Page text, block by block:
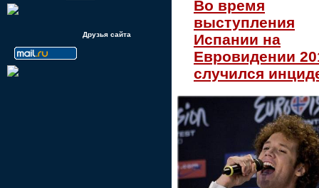
Друзья сайта
Во время
выступления
Испании на
Евровидении
случился